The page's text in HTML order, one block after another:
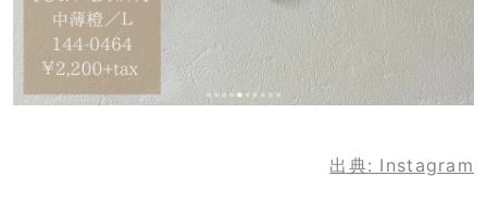
出典: Instagram